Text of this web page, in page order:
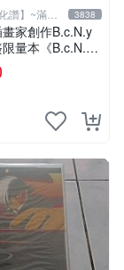
讚】~滿千 3838
家創作B.c.N.y
量本《B.c.N.y
四際光》20